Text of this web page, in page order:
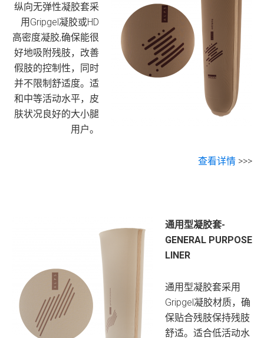
纵向无弹性凝胶套采
用Gripgel凝胶或HD
高密度凝胶,确保能很
好地吸附残肢，改善
假肢的控制性，同时
并不限制舒适度。适
和中等活动水平，皮
肤状况良好的大小腿
用户。
查看详情 >>>
通用型凝胶套-
GENERAL PURPOSE
LINER
通用型凝胶套采用
Gripgel凝胶材质，确
保贴合残肢保持残肢
舒适。适合低活动水